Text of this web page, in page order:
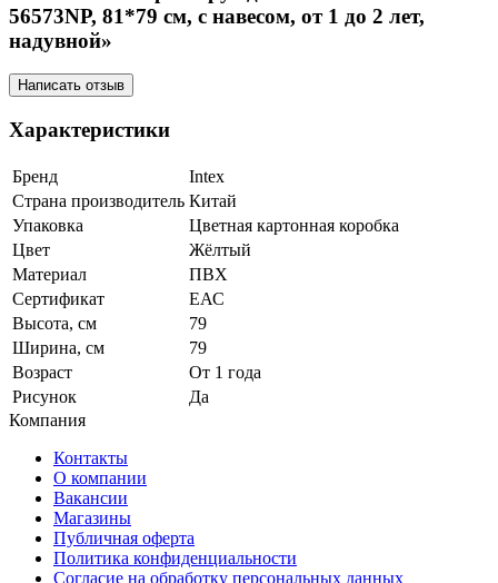
56573NP, 81*79 см, с навесом, от 1 до 2 лет,
надувной»
Написать отзыв
Характеристики
Бренд
Intex
Страна производитель Китай
Упаковка
Цветная картонная коробка
Цвет
Жёлтый
Материал
ПВХ
Сертификат
ЕАС
Высота, см
79
Ширина, см
79
Возраст
От 1 года
Рисунок
Да
Компания
Контакты
О компании
Вакансии
Магазины
Публичная оферта
Политика конфиденциальности
Согласие на обработку персональных данных